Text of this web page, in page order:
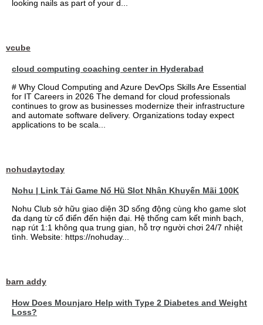
looking nails as part of your d...
vcube
cloud computing coaching center in Hyderabad
# Why Cloud Computing and Azure DevOps Skills Are Essential
for IT Careers in 2026 The demand for cloud professionals
continues to grow as businesses modernize their infrastructure
and automate software delivery. Organizations today expect
applications to be scala...
nohudaytoday
Nohu | Link Tải Game Nổ Hũ Slot Nhận Khuyến Mãi 100K
Nohu Club sở hữu giao diện 3D sống động cùng kho game slot
đa dạng từ cổ điển đến hiện đại. Hệ thống cam kết minh bạch,
nạp rút 1:1 không qua trung gian, hỗ trợ người chơi 24/7 nhiệt
tình. Website: https://nohuday...
barn addy
How Does Mounjaro Help with Type 2 Diabetes and Weight
Loss?